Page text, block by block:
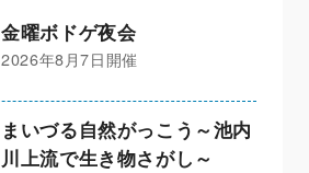
金曜ボドゲ夜会
2026年8月7日開催
まいづる自然がっこう～池内
川上流で生き物さがし～